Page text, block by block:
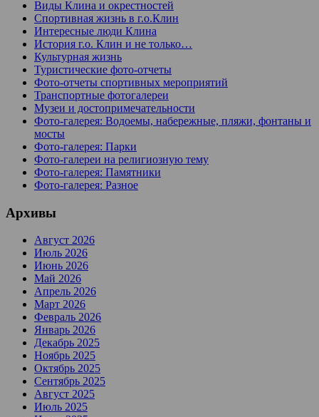
Виды Клина и окрестностей
Спортивная жизнь в г.о.Клин
Интересные люди Клина
История г.о. Клин и не только…
Культурная жизнь
Туристические фото-отчеты
Фото-отчеты спортивных мероприятий
Транспортные фотогалереи
Музеи и достопримечательности
Фото-галерея: Водоемы, набережные, пляжи, фонтаны и
мосты
Фото-галерея: Парки
Фото-галереи на религиозную тему
Фото-галерея: Памятники
Фото-галерея: Разное
Архивы
Август 2026
Июль 2026
Июнь 2026
Май 2026
Апрель 2026
Март 2026
Февраль 2026
Январь 2026
Декабрь 2025
Ноябрь 2025
Октябрь 2025
Сентябрь 2025
Август 2025
Июль 2025